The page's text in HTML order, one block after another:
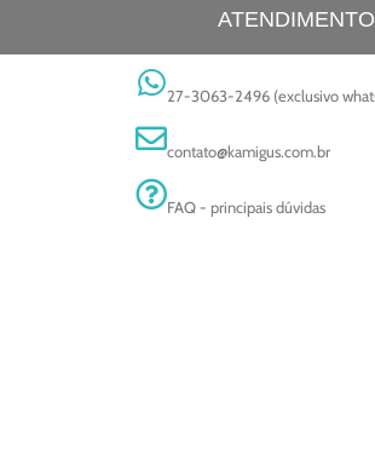
ATENDIMENTO
27-3063-2496 (exclusivo
contato@kamigus.com.br
FAQ - principais dúvidas